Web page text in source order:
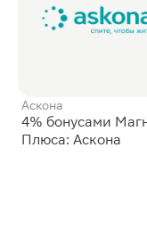
Аскона
4% бонусами
Плюса: Аскона